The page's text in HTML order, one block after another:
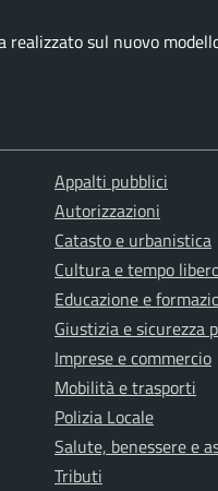
realizzato sul nuovo
Appalti pubblici
Autorizzazioni
Catasto e urbanistica
Cultura e tempo
Educazione e
Giustizia e sicurezza
Imprese e commercio
Mobilità e trasporti
Polizia Locale
Salute, benessere e
Tributi